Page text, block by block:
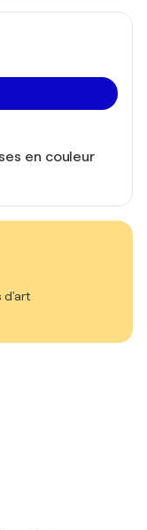
en couleur
d'art